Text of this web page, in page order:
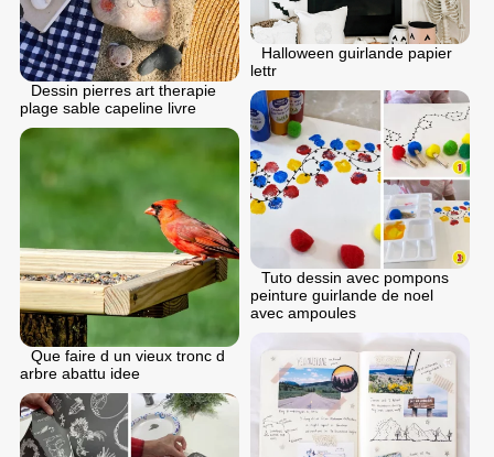
Halloween guirlande papier
lettr
Dessin pierres art therapie
plage sable capeline livre
Tuto dessin avec pompons
peinture guirlande de noel
avec ampoules
Que faire d un vieux tronc d
arbre abattu idee